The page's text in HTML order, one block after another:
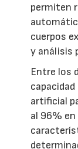
permiten
cuerpos
y análisis
Entre los
artificial
al 96%